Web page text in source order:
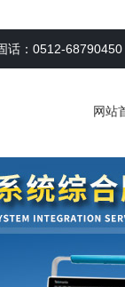
话：0512-68790450
网站